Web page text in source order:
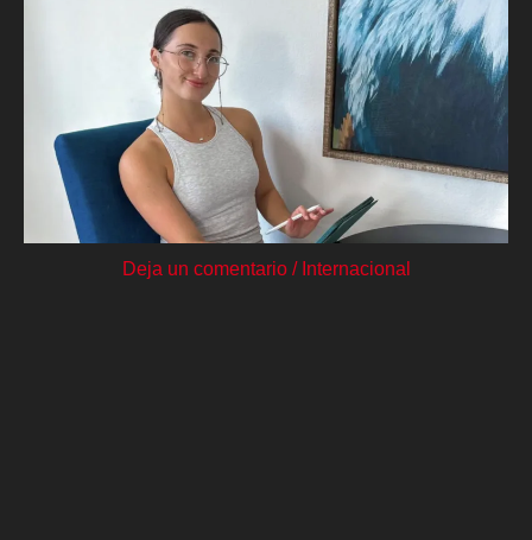
Deja un comentario / Internacional